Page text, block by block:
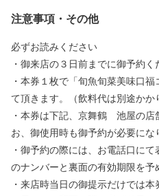
注意事項・その他
必ずお読みください
・御来店の３日前までに御予約く
・本券１枚で「旬魚旬菜美味口
て頂きます。（飲料代は別途かか
・本券は下記、京舞鶴 池屋の店
お、御使用時も御予約が必要にな
・御予約の際には、お電話口に
のナンバーと裏面の有効期限を予
・来店時当日の御提示だけでは本